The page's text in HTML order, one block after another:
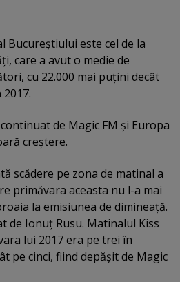
Bucureştiului este cel de la
care a avut o medie de
cu 22.000 mai puţini decât
de Magic FM şi Europa
creştere.
scădere pe zona de matinal a
primăvara aceasta nu l-a mai
la emisiunea de dimineaţă.
de Ionuţ Rusu. Matinalul Kiss
lui 2017 era pe trei în
pe cinci, fiind depăşit de Magic